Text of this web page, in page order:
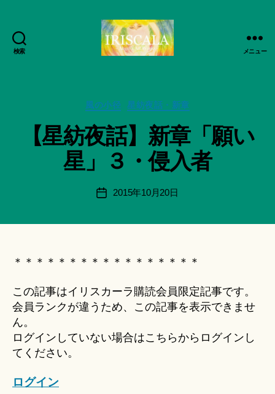
検索
日
記
録・
品
IRISCALA
メニュー
カ
ー
風の小径 星紡夜話・新章
【星紡夜話】新章「願い
星」３・侵入者
投
稿
智
日
月
＊
a
ki
＊
投
2015年10月20日
＊＊＊＊＊＊＊＊＊＊＊＊＊＊＊＊＊
この記事はイリスカーラ購読会員限定記事です。
会員ランクが違うため、この記事を表示できませ
ん。
ログインしていない場合はこちらからログインし
てください。
ログイン